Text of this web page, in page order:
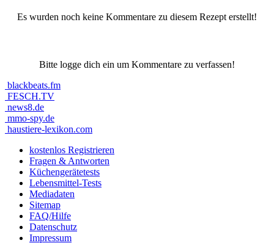
Es wurden noch keine Kommentare zu diesem Rezept erstellt!
Bitte logge dich ein um Kommentare zu verfassen!
blackbeats.fm
FESCH.TV
news8.de
mmo-spy.de
haustiere-lexikon.com
kostenlos Registrieren
Fragen & Antworten
Küchengerätetests
Lebensmittel-Tests
Mediadaten
Sitemap
FAQ/Hilfe
Datenschutz
Impressum